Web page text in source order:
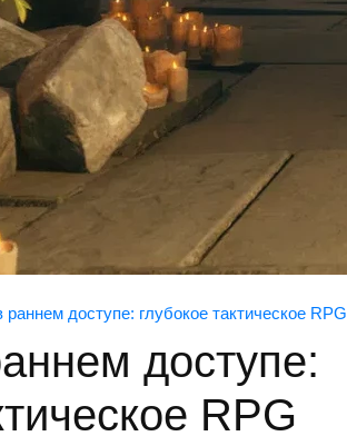
раннем доступе: глубокое тактическое RPG
доступе:
RPG